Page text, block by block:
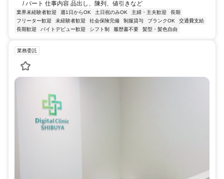
/ パート 仕事内容 品出し、陳列、値引きなど
業界未経験者歓迎 週1日からOK 土日祝のみOK 主婦・主夫歓迎
長期
フリーター歓迎
未経験者歓迎 社会保険完備 制服貸与 ブランクOK
交通費支給
長期歓迎
バイトデビュー歓迎 シフト制 履歴書不要 髪型・髪色自由
業務委託